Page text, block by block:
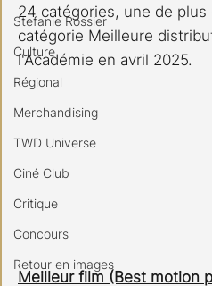
Stefanie Rossier
Culture
Régional
Merchandising
TWD Universe
Ciné Club
Critique
Concours
Retour en images
24 catégories, une de
catégorie Meilleure
l'Académie en avril 2025.
Meilleur film (Best motion